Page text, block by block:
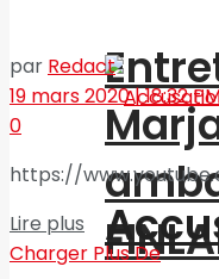
par Redact
19 mars 2020 | 18:32
0
https://
Lire plus
Charger Plus De